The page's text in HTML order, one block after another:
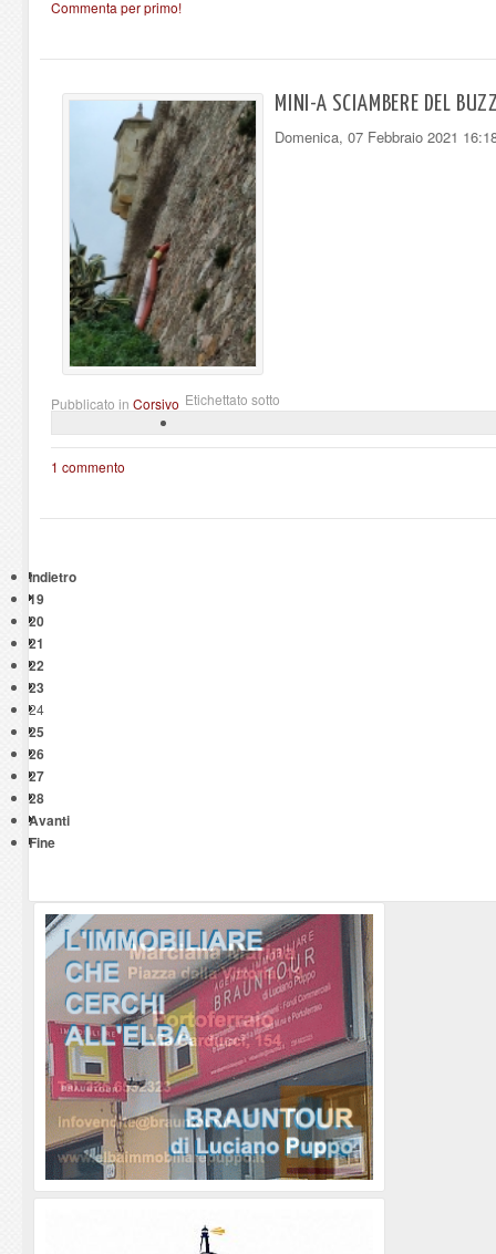
Commenta per primo!
MINI-A SCIAMBERE DEL
Domenica, 07 Febbraio 2021
Pubblicato in Corsivo Etichettato sotto
1 commento
Indietro
19
20
21
22
23
24
25
26
27
28
Avanti
Fine